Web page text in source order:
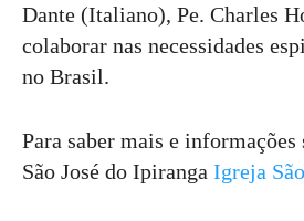
Dante (Italiano), Pe. Charles
colaborar nas necessidades
no Brasil.
Para saber mais e informações
São José do Ipiranga Igreja